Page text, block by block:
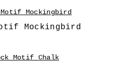
Mockingbird